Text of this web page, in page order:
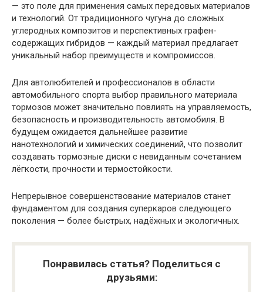
— это поле для применения самых передовых материалов
и технологий. От традиционного чугуна до сложных
углеродных композитов и перспективных графен-
содержащих гибридов — каждый материал предлагает
уникальный набор преимуществ и компромиссов.
Для автолюбителей и профессионалов в области
автомобильного спорта выбор правильного материала
тормозов может значительно повлиять на управляемость,
безопасность и производительность автомобиля. В
будущем ожидается дальнейшее развитие
нанотехнологий и химических соединений, что позволит
создавать тормозные диски с невиданным сочетанием
лёгкости, прочности и термостойкости.
Непрерывное совершенствование материалов станет
фундаментом для создания суперкаров следующего
поколения — более быстрых, надёжных и экологичных.
Понравилась статья? Поделиться с
друзьями: